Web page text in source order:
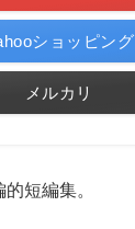
ショッピング
メルカリ
短編集。